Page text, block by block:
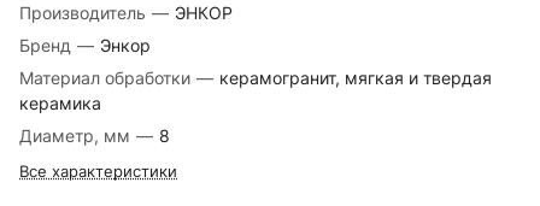
Производитель — ЭНКОР
Бренд — Энкор
Материал обработки — керамогранит, мягкая и твердая
керамика
Диаметр, мм — 8
Все характеристики